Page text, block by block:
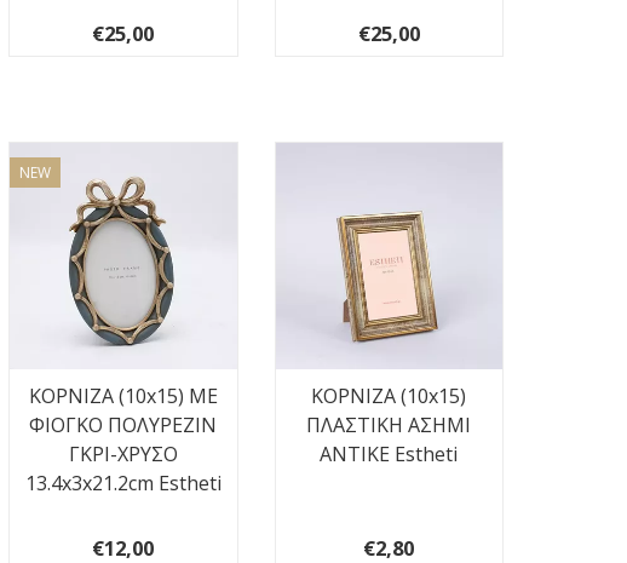
€25,00 €25,00
NEW
ΚΟΡΝΙΖΑ (10x15) ΜΕ
ΦΙΟΓΚΟ ΠΟΛΥΡΕΖΙΝ
ΓΚΡΙ-ΧΡΥΣΟ
13.4x3x21.2cm Estheti
€12,00
ΚΟΡΝΙΖΑ (10x15)
ΠΛΑΣΤΙΚΗ ΑΣΗΜΙ
ΑΝΤΙΚΕ Estheti
€2,80